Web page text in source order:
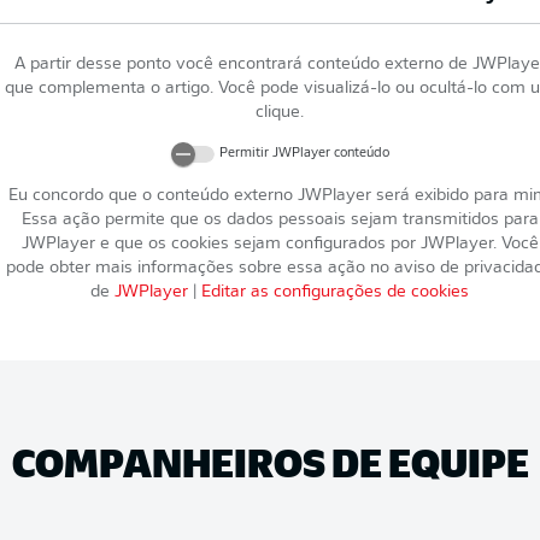
A partir desse ponto você encontrará conteúdo externo de
que complementa o artigo. Você pode visualizá-lo ou ocultá-lo com
clique.
Permitir JWPlayerconteúdo
Eu concordo que o conteúdo externo JWPlayerserá exibido para
Essa ação permite que os dados pessoais sejam transmitidos para
JWPlayere que os cookies sejam configurados por JWPlayer. Você
pode obter mais informações sobre essa ação no aviso de
de JWPlayer Editar as configurações de cookies
COMPANHEIROS DE EQUIPE